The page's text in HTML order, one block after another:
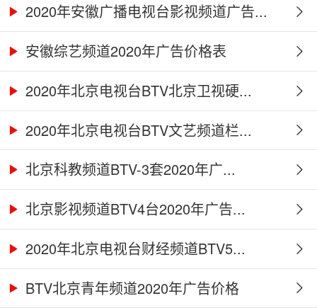
2020年安徽广播电视台影视频道广告...
安徽综艺频道2020年广告价格表
2020年北京电视台BTV北京卫视硬...
2020年北京电视台BTV文艺频道栏...
北京科教频道BTV-3套2020年广...
北京影视频道BTV4台2020年广告...
2020年北京电视台财经频道BTV5...
BTV北京青年频道2020年广告价格